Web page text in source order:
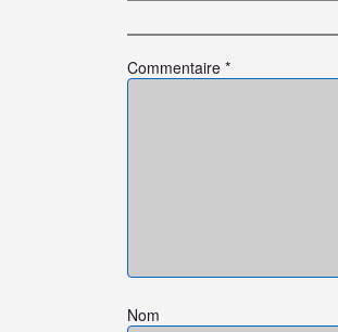
Commentaire *
Nom